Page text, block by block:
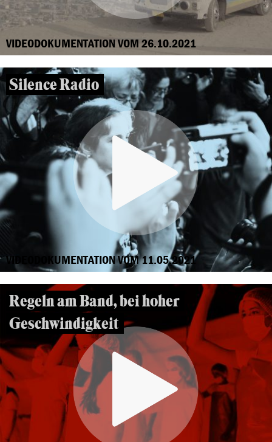
VIDEODOKUMENTATION VOM 26.10.2021
Silence Radio
VIDEODOKUMENTATION VOM 11.05.2021
Regeln am Band, bei hoher
Geschwindigkeit